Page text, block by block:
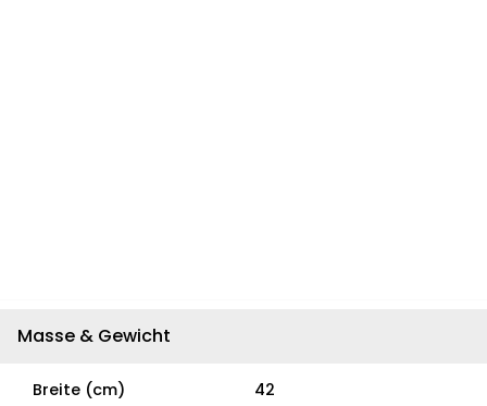
Masse & Gewicht
Breite (cm) 42